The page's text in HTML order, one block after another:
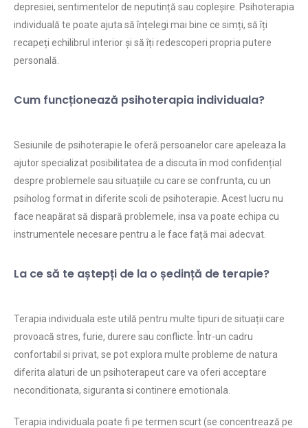
depresiei, sentimentelor de neputință sau copleșire. Psihoterapia
individuală te poate ajuta să înțelegi mai bine ce simți, să îți
recapeți echilibrul interior și să îți redescoperi propria putere
personală.
Cum funcționează psihoterapia individuala?
Sesiunile de psihoterapie le oferă persoanelor care apeleaza la
ajutor specializat posibilitatea de a discuta în mod confidențial
despre problemele sau situațiile cu care se confrunta, cu un
psiholog format in diferite scoli de psihoterapie. Acest lucru nu
face neapărat să dispară problemele, insa va poate echipa cu
instrumentele necesare pentru a le face față mai adecvat.
La ce să te aștepți de la o ședință de terapie?
Terapia individuala este utilă pentru multe tipuri de situații care
provoacă stres, furie, durere sau conflicte. Într-un cadru
confortabil si privat, se pot explora multe probleme de natura
diferita alaturi de un psihoterapeut care va oferi acceptare
neconditionata, siguranta si continere emotionala.
Terapia individuala poate fi pe termen scurt (se concentrează pe